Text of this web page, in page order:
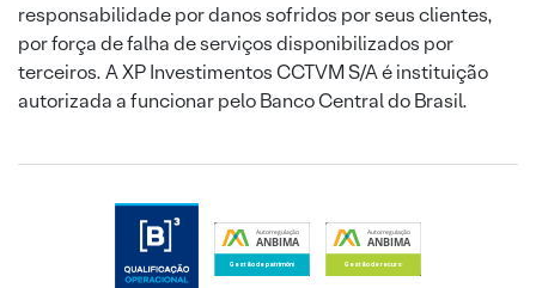
responsabilidade por danos sofridos por seus clientes,
por força de falha de serviços disponibilizados por
terceiros. A XP Investimentos CCTVM S/A é instituição
autorizada a funcionar pelo Banco Central do Brasil.